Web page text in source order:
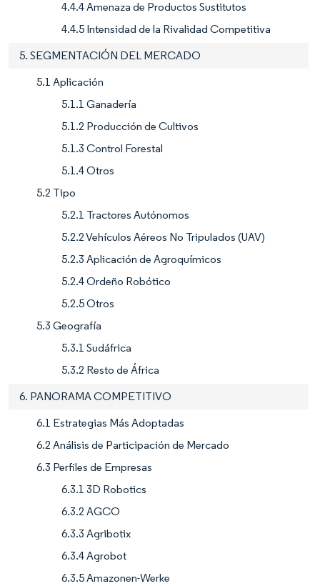
4.4.4 Amenaza de Productos Sustitutos
4.4.5 Intensidad de la Rivalidad Competitiva
5. SEGMENTACIÓN DEL MERCADO
5.1 Aplicación
5.1.1 Ganadería
5.1.2 Producción de Cultivos
5.1.3 Control Forestal
5.1.4 Otros
5.2 Tipo
5.2.1 Tractores Autónomos
5.2.2 Vehículos Aéreos No Tripulados (UAV)
5.2.3 Aplicación de Agroquímicos
5.2.4 Ordeño Robótico
5.2.5 Otros
5.3 Geografía
5.3.1 Sudáfrica
5.3.2 Resto de África
6. PANORAMA COMPETITIVO
6.1 Estrategias Más Adoptadas
6.2 Análisis de Participación de Mercado
6.3 Perfiles de Empresas
6.3.1 3D Robotics
6.3.2 AGCO
6.3.3 Agribotix
6.3.4 Agrobot
6.3.5 Amazonen-Werke